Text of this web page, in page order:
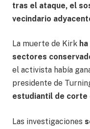
tras el ataque, el
vecindario
La muerte de Kirk
sectores
el activista había
presidente de
estudiantil de corte
Las investigaciones